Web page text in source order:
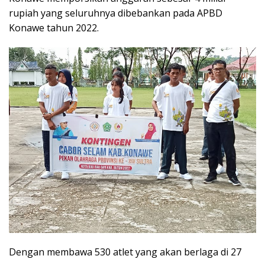
rupiah yang seluruhnya dibebankan pada APBD
Konawe tahun 2022.
Dengan membawa 530 atlet yang akan berlaga di 27